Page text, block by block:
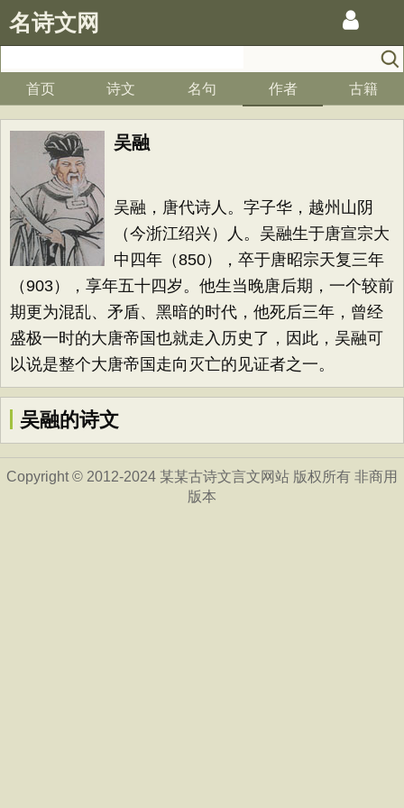
名诗文网
首页 诗文 名句 作者 古籍
吴融
吴融，唐代诗人。字子华，越州山阴
（今浙江绍兴）人。吴融生于唐宣宗大
中四年（850），卒于唐昭宗天复三年
（903），享年五十四岁。他生当晚唐后期，一个较前
期更为混乱、矛盾、黑暗的时代，他死后三年，曾经
盛极一时的大唐帝国也就走入历史了，因此，吴融可
以说是整个大唐帝国走向灭亡的见证者之一。
吴融的诗文
Copyright © 2012-2024 某某古诗文言文网站 版权所有 非商用
版本